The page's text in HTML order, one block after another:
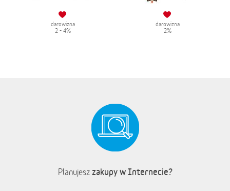
darowizna
2 - 4%
darowizna
2%
Planujesz zakupy w Internecie?